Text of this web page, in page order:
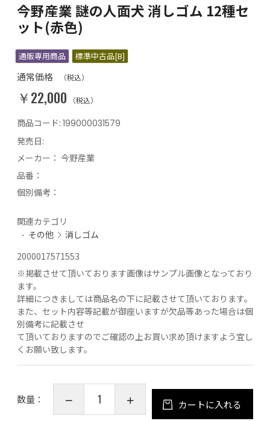
今野産業 謎の人面犬 消しゴム 12種セ
ット(赤色)
通販専用商品 標準中古品[B]
通常価格 （税込）
￥22,000 （税込）
商品コード: 199000031579
発売日:
メーカー： 今野産業
品番：
個別備考：
関連カテゴリ
その他
消しゴム
2000017571553
※掲載させて頂いております画像はサンプル画像となっており
ます。
詳細につきましては商品名の下に記載させて頂いております。
また、セット内容等記載が御座いますが欠品等あった場合は個
別備考に記載させ
て頂いておりますのでご確認の上お買い求め頂けますよう宜し
くお願い致します。
数量： カートに入れる